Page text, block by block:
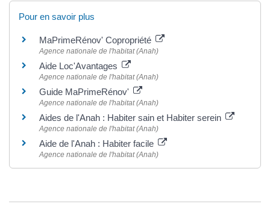
Pour en savoir plus
MaPrimeRénov' Copropriété
Agence nationale de l'habitat (Anah)
Aide Loc'Avantages
Agence nationale de l'habitat (Anah)
Guide MaPrimeRénov'
Agence nationale de l'habitat (Anah)
Aides de l'Anah : Habiter sain et Habiter serein
Agence nationale de l'habitat (Anah)
Aide de l'Anah : Habiter facile
Agence nationale de l'habitat (Anah)